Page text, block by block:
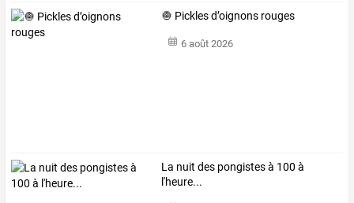
🧅 Pickles d’oignons rouges
6 août 2026
La nuit des pongistes à 100 à
l'heure...